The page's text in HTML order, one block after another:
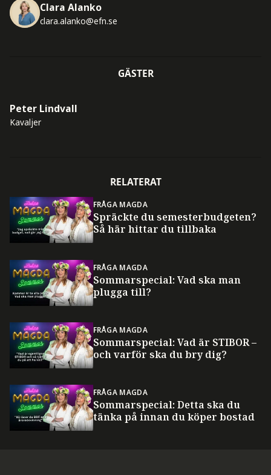
Clara Alanko
clara.alanko@efn.se
GÄSTER
Peter Lindvall
Kavaljer
RELATERAT
FRÅGA MAGDA
Spräckte du semesterbudgeten?
Så här hittar du tillbaka
FRÅGA MAGDA
Sommarspecial: Vad ska man
plugga till?
FRÅGA MAGDA
Sommarspecial: Vad är STIBOR –
och varför ska du bry dig?
FRÅGA MAGDA
Sommarspecial: Detta ska du
tänka på innan du köper bostad